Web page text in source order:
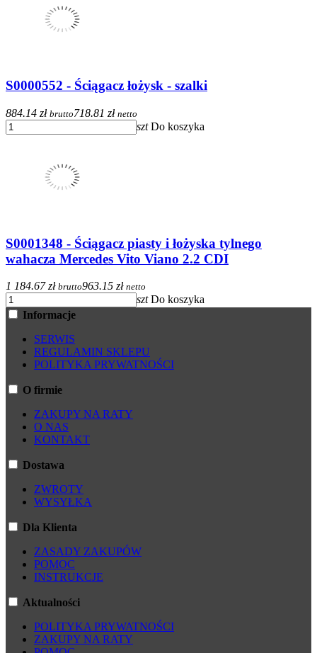
S0000552 - Ściągacz łożysk - szalki
884.14 zł brutto718.81 zł netto
szt Do koszyka
S0001348 - Ściągacz piasty i łożyska tylnego
wahacza Mercedes Vito Viano 2.2 CDI
1 184.67 zł brutto963.15 zł netto
szt Do koszyka
Informacje
SERWIS
REGULAMIN SKLEPU
POLITYKA PRYWATNOŚCI
O firmie
ZAKUPY NA RATY
O NAS
KONTAKT
Dostawa
ZWROTY
WYSYŁKA
Dla Klienta
ZASADY ZAKUPÓW
POMOC
INSTRUKCJE
Aktualności
POLITYKA PRYWATNOŚCI
ZAKUPY NA RATY